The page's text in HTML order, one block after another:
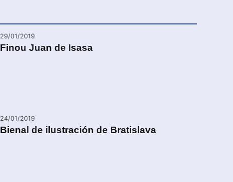
29/01/2019
Finou Juan de Isasa
24/01/2019
Bienal de ilustración de Bratislava